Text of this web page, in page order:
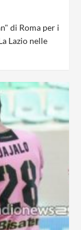
di Roma per i
Lazio nelle